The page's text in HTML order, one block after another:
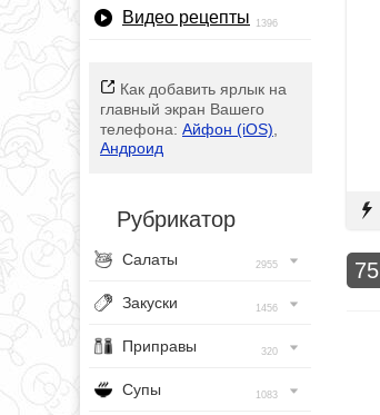
Видео рецепты 1396
Как добавить ярлык на
главный экран Вашего
телефона: Айфон (iOS)
Андроид
Рубрикатор
Салаты 2955
Закуски 1456
Приправы 320
Супы 1083
75